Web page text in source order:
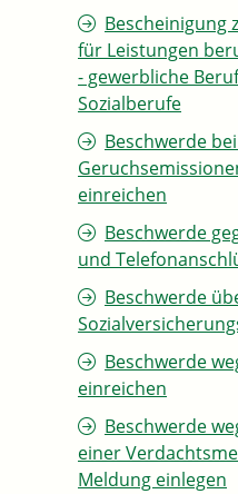
Bescheinigung
für Leistungen
- gewerbliche
Sozialberufe
Beschwerde
einreichen
Beschwerde
und
Beschwerde
Beschwerde
einreichen
Beschwerde
einer
Meldung einlegen